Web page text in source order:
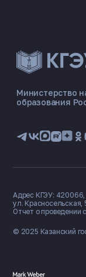
🏠
Министерство
образования
© 2025 Казанский
Адрес КГЭУ: 420066,
ул. Красносельская,
Отчет о проведении